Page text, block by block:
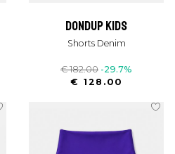
dondup kids
Shorts Denim
€ 182.00 -29.7%
€ 128.00